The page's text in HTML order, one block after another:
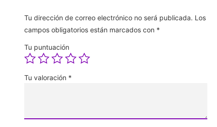
Tu dirección de correo electrónico no será publicada. Los
campos obligatorios están marcados con *
Tu puntuación
Tu valoración *